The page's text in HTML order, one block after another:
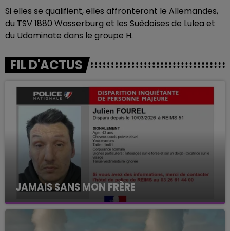
Si elles se qualifient, elles affronteront le Allemandes,
du TSV 1880 Wasserburg et les Suèdoises de Lulea et
du Udominate dans le groupe H.
FIL D'ACTUS
JAMAIS SANS MON FRÈRE
Julien Fourel n'a plus donné signé de vie depuis 5
mois. Sa sœur poursuit ses recherches pour le
retrouver.